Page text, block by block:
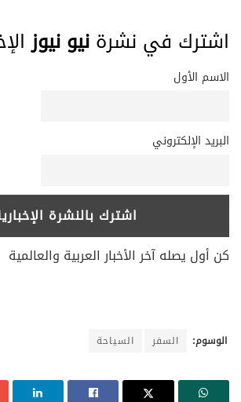
اشترك في نشرةنيو نيوز
الاسم الأول
البريد الإلكتروني
كن أول يصله آخر الأخبار العربية والعالمية
الوسوم: السفر السياحة